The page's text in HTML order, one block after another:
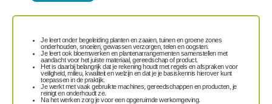
Je leert onder begeleidingplanten en zaaien, tuinen en groene zones
onderhouden, snoeien, gewassen verzorgen, telen en oogsten.
Je leert ook bloemwerken en plantenarrangementen samenstellenmet
aandacht voor het juiste materiaal, gereedschap of product.
Het is daarbij belangrijk dat je rekening houdt metregels en afsprakenvoor
veiligheid, milieu, kwaliteit en welzijn en dat je je basiskennis hierover kunt
toepassen in de praktijk.
Je werkt met vaak gebruiktemachines, gereedschappen en producten, je
reinigt en onderhoudt ze.
Na het werken zorg je voor een opgeruimde werkomgeving.